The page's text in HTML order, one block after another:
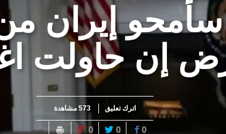
إيران
إن حاولت
اترك تعليق 573 مشاهدة
0
0
0